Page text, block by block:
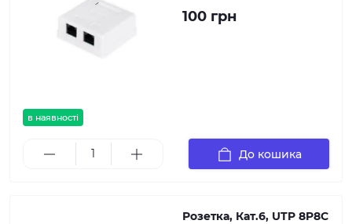
в наявності
100 грн
До кошика
Розетка, Кат.6, UTP 8P8C